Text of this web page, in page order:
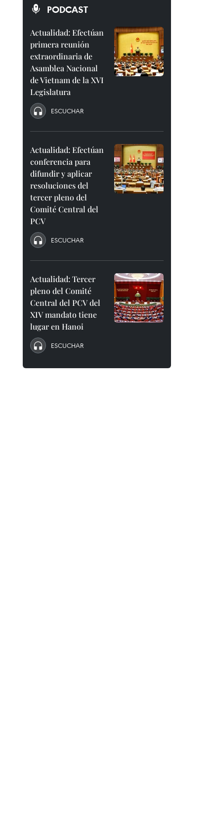
PODCAST
Actualidad: Efectúan
primera reunión
extraordinaria de
Asamblea Nacional
de Vietnam de la XVI
Legislatura
ESCUCHAR
Actualidad: Efectúan
conferencia para
difundir y aplicar
resoluciones del
tercer pleno del
Comité Central del
PCV
ESCUCHAR
Actualidad: Tercer
pleno del Comité
Central del PCV del
XIV mandato tiene
lugar en Hanoi
ESCUCHAR